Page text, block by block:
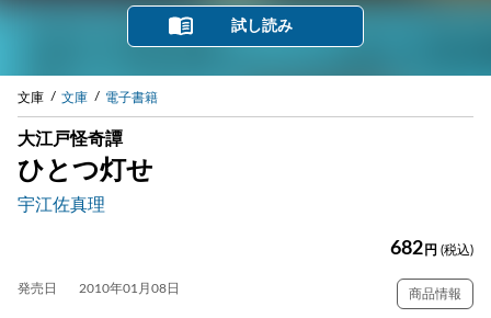
試し読み
文庫 文庫 電子書籍
大江戸怪奇譚
ひとつ灯せ
宇江佐真理
682 円 (税込)
発売日 2010年01月08日 商品情報